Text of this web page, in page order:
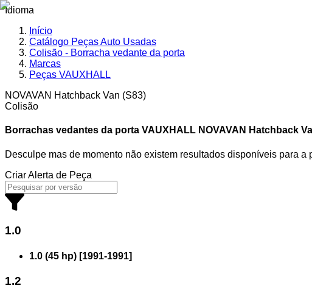
Idioma
Início
Catálogo Peças Auto Usadas
Colisão - Borracha vedante da porta
Marcas
Peças VAUXHALL
NOVAVAN Hatchback Van (S83)
Colisão
Borrachas vedantes da porta VAUXHALL NOVAVAN Hatchback
Desculpe mas de momento não existem resultados disponíveis para a
Criar Alerta de Peça
1.0
1.0 (45 hp) [1991-1991]
1.2